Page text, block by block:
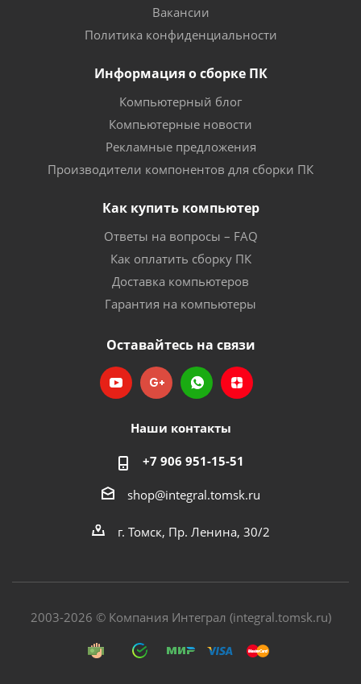
Вакансии
Политика конфиденциальности
Информация о сборке ПК
Компьютерный блог
Компьютерные новости
Рекламные предложения
Производители компонентов для сборки ПК
Как купить компьютер
Ответы на вопросы – FAQ
Как оплатить сборку ПК
Доставка компьютеров
Гарантия на компьютеры
Оставайтесь на связи
Наши контакты
+7 906 951-15-51
shop@integral.tomsk.ru
г. Томск, Пр. Ленина, 30/2
2003-2026 © Компания Интеграл (integral.tomsk.ru)